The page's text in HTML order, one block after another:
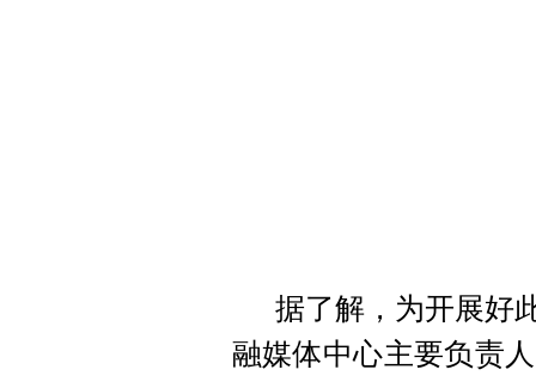
据了解，为开展好
融媒体中心主要负责人